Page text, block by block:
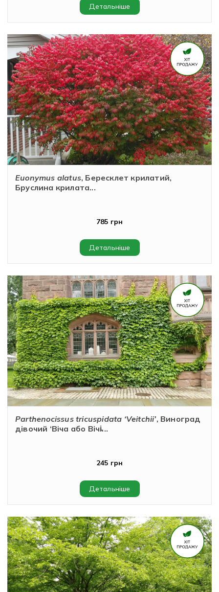
Детальніше
Euonymus alatus, Бересклет крилатий,
Бруслина крилата...
785 грн
Детальніше
Parthenocissus tricuspidata ‘Veitchii’, Виноград
дівочий ‘Віча або Вічі̵...
245 грн
Детальніше